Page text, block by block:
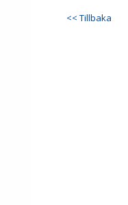
<< Tillbaka